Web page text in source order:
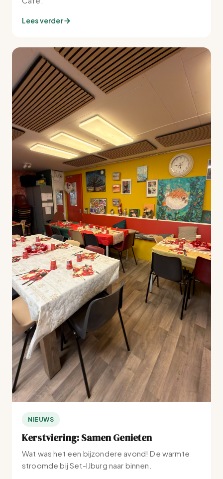
Lees verder
NIEUWS
Kerstviering: Samen Genieten
Wat was het een bijzondere avond! De warmte
stroomde bij Set-IJburg naar binnen.